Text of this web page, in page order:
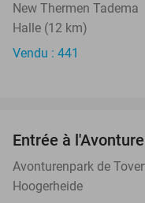
New Thermen Tadema
Halle (12 km)
Vendu : 441
Entrée à
Avonturenpark de
Hoogerheide